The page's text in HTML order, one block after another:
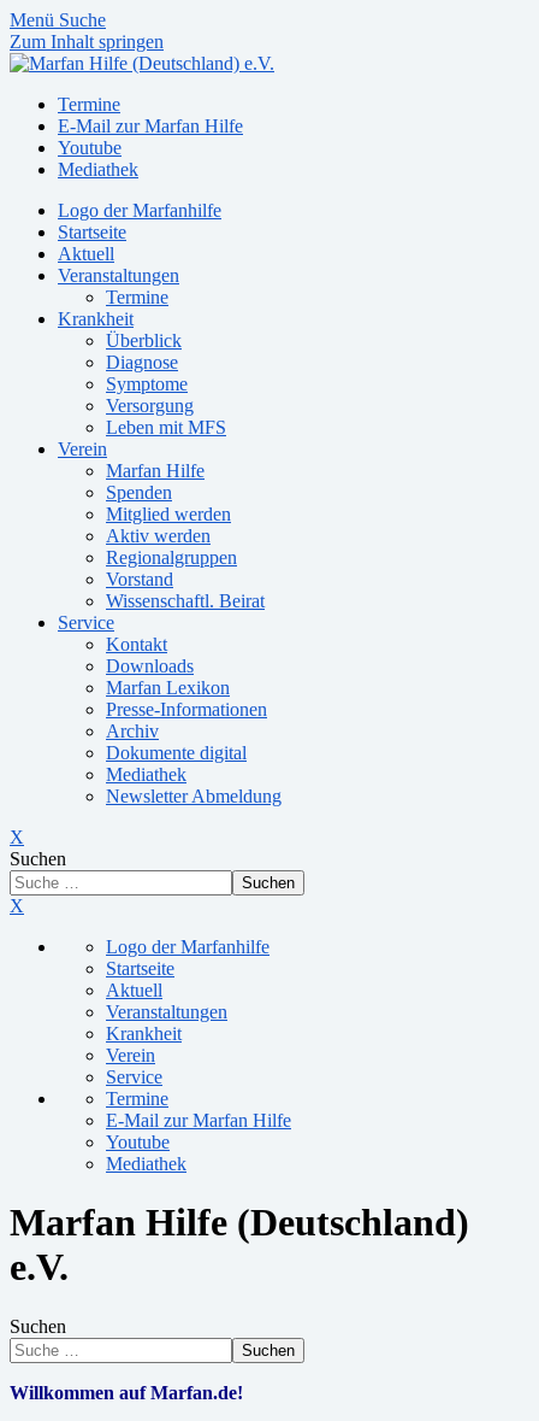
Menü Suche
Zum Inhalt springen
Termine
E-Mail zur Marfan Hilfe
Youtube
Mediathek
Logo der Marfanhilfe
Startseite
Aktuell
Veranstaltungen
Termine
Krankheit
Überblick
Diagnose
Symptome
Versorgung
Leben mit MFS
Verein
Marfan Hilfe
Spenden
Mitglied werden
Aktiv werden
Regionalgruppen
Vorstand
Wissenschaftl. Beirat
Service
Kontakt
Downloads
Marfan Lexikon
Presse-Informationen
Archiv
Dokumente digital
Mediathek
Newsletter Abmeldung
X
Suchen
Suchen
X
Logo der Marfanhilfe
Startseite
Aktuell
Veranstaltungen
Krankheit
Verein
Service
Termine
E-Mail zur Marfan Hilfe
Youtube
Mediathek
Marfan Hilfe (Deutschland)
e.V.
Suchen
Suchen
Willkommen auf Marfan.de!